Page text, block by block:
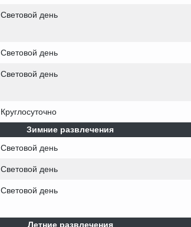
Световой день
Световой день
Световой день
Круглосуточно
Зимние развлечения
Световой день
Световой день
Световой день
Летние развлечения